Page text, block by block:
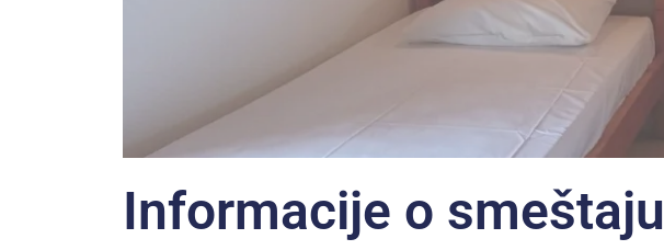
Informacije o smeštaju